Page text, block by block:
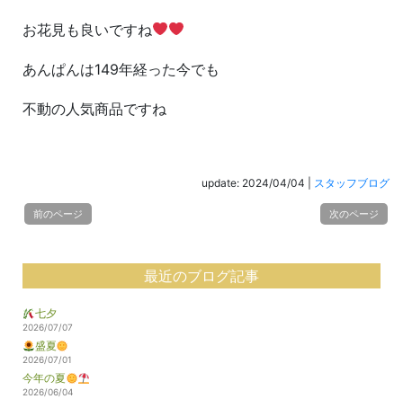
お花見も良いですね
あんぱんは149年経った今でも
不動の人気商品ですね
update: 2024/04/04 スタッフブログ
前のページ 次のページ
最近のブログ記事
七夕
2026/07/07
盛夏
2026/07/01
今年の夏
2026/06/04